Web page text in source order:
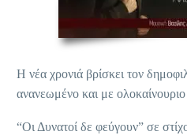
Η νέα χρονιά βρίσκει τον
ανανεωμένο και με
“Οι Δυνατοί δε φεύγουν” σε